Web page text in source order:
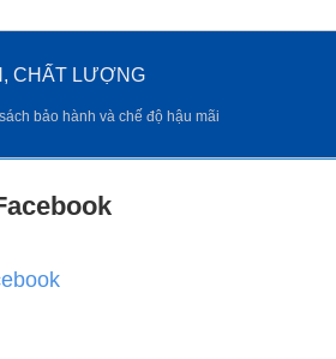
CHẤT LƯỢNG
bảo hành và chế độ hậu mãi